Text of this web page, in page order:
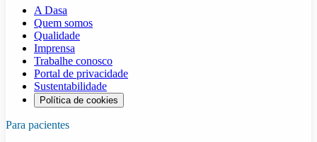
A Dasa
Quem somos
Qualidade
Imprensa
Trabalhe conosco
Portal de privacidade
Sustentabilidade
Política de cookies
Para pacientes